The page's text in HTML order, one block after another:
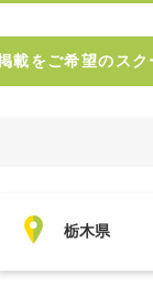
載をご希望のスク